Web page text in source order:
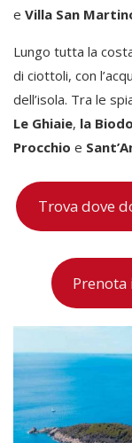
e Villa San
Lungo tutta la
di ciottoli, con
dell’isola. Tra le
Le Ghiaie, la
Procchio e
Trova dove
Prenota